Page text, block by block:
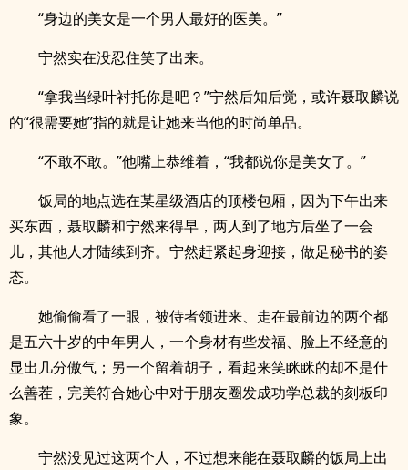
“身边的美女是一个男人最好的医美。”
宁然实在没忍住笑了出来。
“拿我当绿叶衬托你是吧？”宁然后知后觉，或许聂取麟说
的“很需要她”指的就是让她来当他的时尚单品。
“不敢不敢。”他嘴上恭维着，“我都说你是美女了。”
饭局的地点选在某星级酒店的顶楼包厢，因为下午出来
买东西，聂取麟和宁然来得早，两人到了地方后坐了一会
儿，其他人才陆续到齐。宁然赶紧起身迎接，做足秘书的姿
态。
她偷偷看了一眼，被侍者领进来、走在最前边的两个都
是五六十岁的中年男人，一个身材有些发福、脸上不经意的
显出几分傲气；另一个留着胡子，看起来笑眯眯的却不是什
么善茬，完美符合她心中对于朋友圈发成功学总裁的刻板印
象。
宁然没见过这两个人，不过想来能在聂取麟的饭局上出